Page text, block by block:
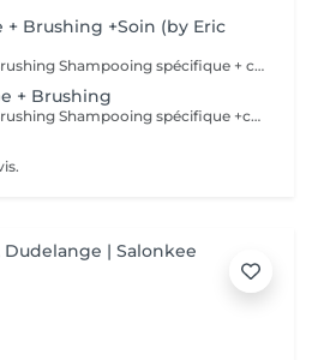
Brushing +Soin (by Eric
Shampoing + Coupe + Brushing Shampooing spécifique + conditionner offert
+ Brushing
Shampoing + Coupe + Brushing Shampooing spécifique +conditionner offert